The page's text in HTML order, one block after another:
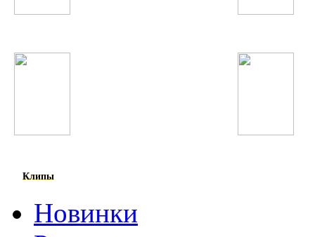
Клипы
Новинки